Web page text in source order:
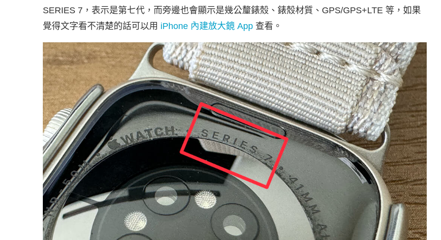
SERIES 7，表示是第七代，而旁邊也會顯示是幾公釐錶殼、錶殼材質、GPS/GPS+LTE 等，如果
覺得文字看不清楚的話可以用 iPhone 內建放大鏡 App 查看。